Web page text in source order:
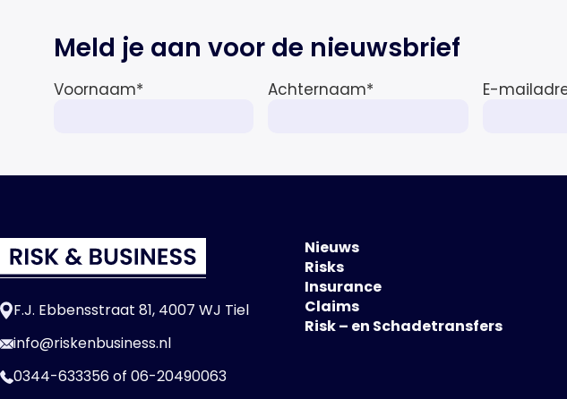
Meld je aan voor de nieuwsbrief
Voornaam* Achternaam* E-
F.J. Ebbensstraat 81, 4007 WJ Tiel
info@riskenbusiness.nl
0344-633356of 06-20490063
Nieuws
Risks
Insurance
Claims
Risk – en Schadetransfers